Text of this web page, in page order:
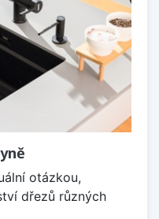
otázkou,
dřezů různých